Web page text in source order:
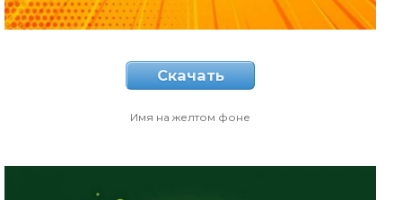
Скачать
Имя на желтом фоне